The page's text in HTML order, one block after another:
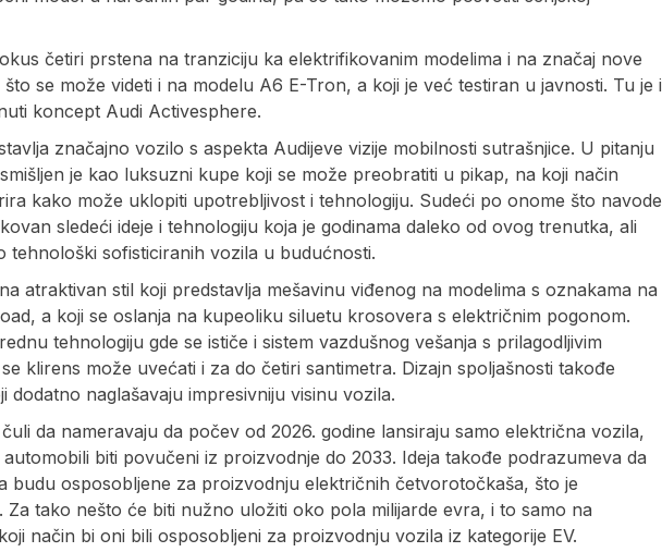
četiri prstena na tranziciju ka elektrifikovanim modelima i na značaj nove
se može videti i na modelu A6 E-Tron, a koji je već testiran u javnosti. Tu je i
koncept Audi Activesphere.
značajno vozilo s aspekta Audijeve vizije mobilnosti sutrašnjice. U pitanju
je kao luksuzni kupe koji se može preobratiti u pikap, na koji način
kako može uklopiti upotrebljivost i tehnologiju. Sudeći po onome što navode
sledeći ideje i tehnologiju koja je godinama daleko od ovog trenutka, ali
tehnološki sofisticiranih vozila u budućnosti.
atraktivan stil koji predstavlja mešavinu viđenog na modelima s oznakama na
a koji se oslanja na kupeoliku siluetu krosovera s električnim pogonom.
tehnologiju gde se ističe i sistem vazdušnog vešanja s prilagodljivim
klirens može uvećati i za do četiri santimetra. Dizajn spoljašnosti takođe
naglašavaju impresivniju visinu vozila.
da nameravaju da počev od 2026. godine lansiraju samo električna vozila,
biti povučeni iz proizvodnje do 2033. Ideja takođe podrazumeva da
budu osposobljene za proizvodnju električnih četvorotočkaša, što je
Za tako nešto će biti nužno uložiti oko pola milijarde evra, i to samo na
način bi oni bili osposobljeni za proizvodnju vozila iz kategorije EV.